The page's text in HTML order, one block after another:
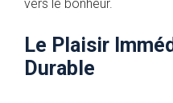
vers le bonheur.
Le Plaisir
Durable